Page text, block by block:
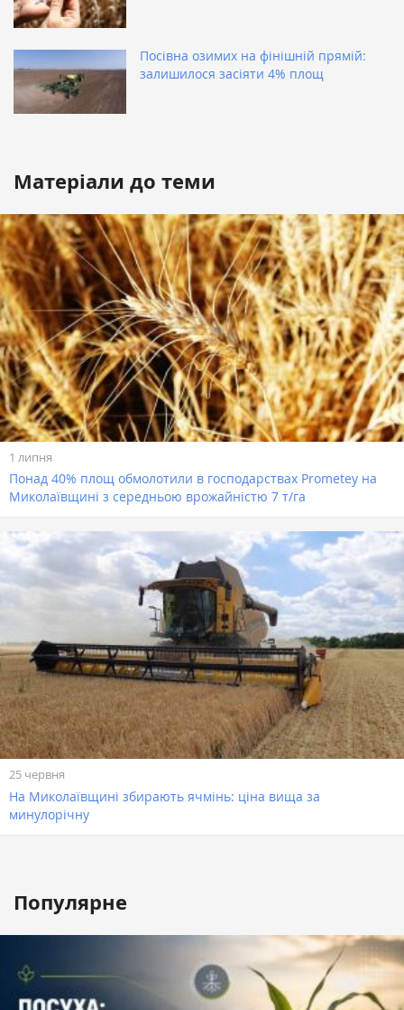
Посівна озимих на фінішній прямій:
залишилося засіяти 4% площ
Матеріали до теми
1 липня
Понад 40% площ обмолотили в господарствах Prometey на
Миколаївщині з середньою врожайністю 7 т/га
25 червня
На Миколаївщині збирають ячмінь: ціна вища за
минулорічну
Популярне